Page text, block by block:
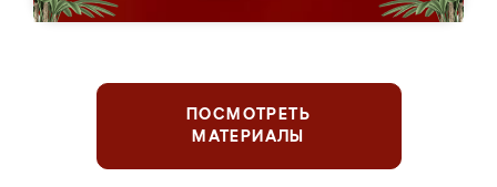
ПОСМОТРЕТЬ
МАТЕРИАЛЫ